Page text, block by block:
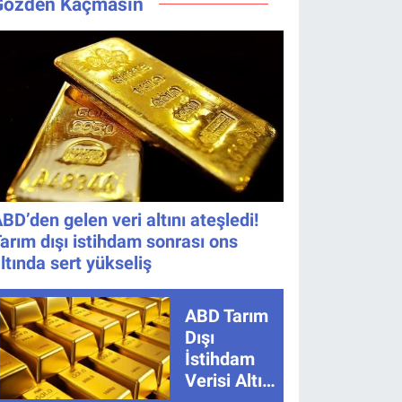
Zaman, Saat
Kaçta,
Nereden
İzlenir?
Oldu!
gelen veri altını ateşledi!
dışı istihdam sonrası ons
sert yükseliş
ABD Tarım
Dışı
İstihdam
Verisi Altını